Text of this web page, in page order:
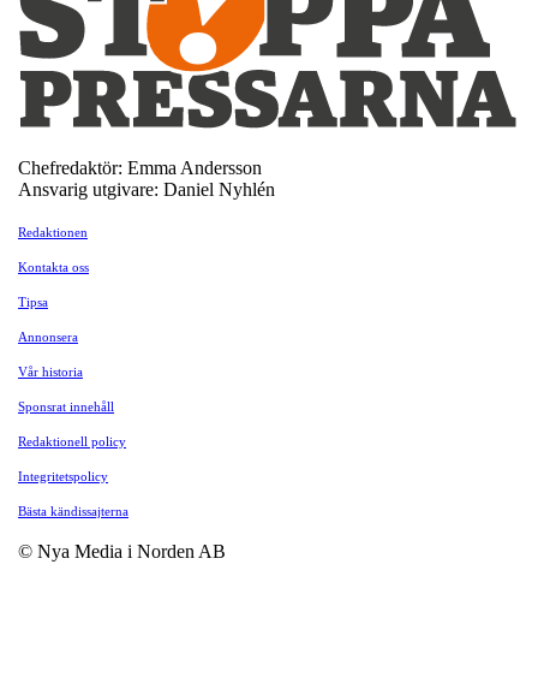
Chefredaktör: Emma Andersson
Ansvarig utgivare: Daniel Nyhlén
Redaktionen
Kontakta oss
Tipsa
Annonsera
Vår historia
Sponsrat innehåll
Redaktionell policy
Integritetspolicy
Bästa kändissajterna
© Nya Media i Norden AB